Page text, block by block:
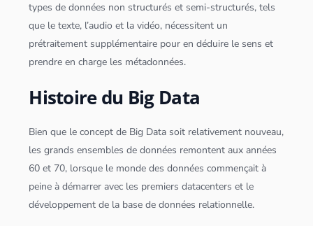
types dedonnées non structurés et semi-structurés, tels
que le texte, l’audio et la vidéo, nécessitent un
prétraitement supplémentaire pour en déduire le sens et
prendre en charge les métadonnées.
Histoire du Big Data
Bien que le concept de Big Data soit relativement nouveau,
les grands ensembles dedonnées remontent aux années
60 et 70, lorsque le monde desdonnées commençait à
peine à démarrer avec les premiers datacenters et le
développement de la base dedonnées relationnelle.